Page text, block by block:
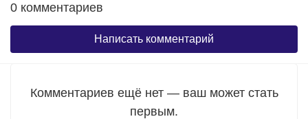
0 комментариев
Написать комментарий
Комментариев ещё нет — ваш может стать
первым.